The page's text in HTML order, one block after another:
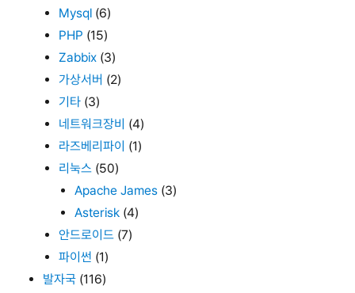
Mysql (6)
PHP (15)
Zabbix (3)
가상서버 (2)
기타 (3)
네트워크장비 (4)
라즈베리파이 (1)
리눅스 (50)
Apache James (3)
Asterisk (4)
안드로이드 (7)
파이썬 (1)
발자국 (116)